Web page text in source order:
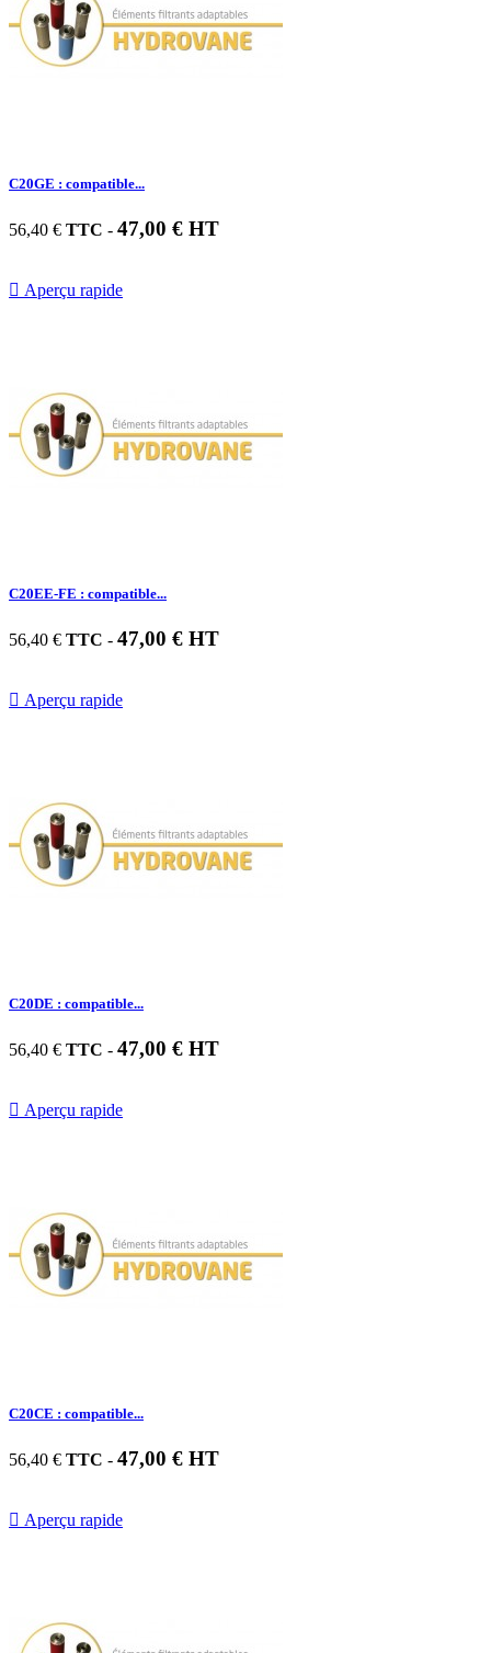
C20GE : compatible...
56,40 € TTC - 47,00 € HT
 Aperçu rapide
C20EE-FE : compatible...
56,40 € TTC - 47,00 € HT
 Aperçu rapide
C20DE : compatible...
56,40 € TTC - 47,00 € HT
 Aperçu rapide
C20CE : compatible...
56,40 € TTC - 47,00 € HT
 Aperçu rapide